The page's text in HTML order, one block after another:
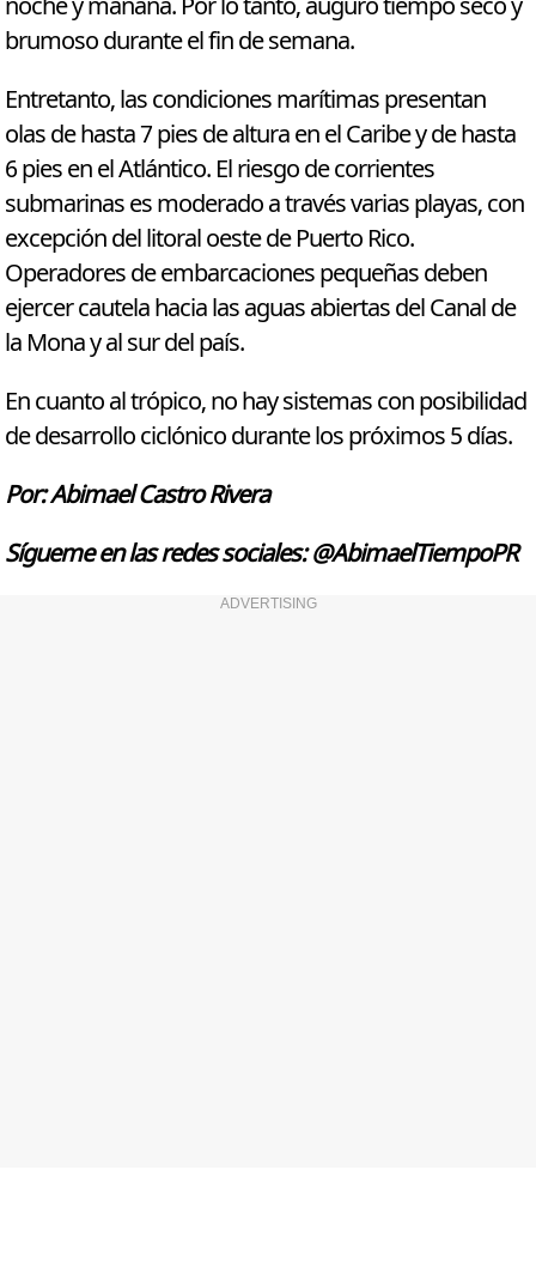
noche y mañana. Por lo tanto, auguro tiempo seco y
brumoso durante el fin de semana.
Entretanto, las condiciones marítimas presentan
olas de hasta 7 pies de altura en el Caribe y de hasta
6 pies en el Atlántico. El riesgo de corrientes
submarinas es moderado a través varias playas, con
excepción del litoral oeste de Puerto Rico.
Operadores de embarcaciones pequeñas deben
ejercer cautela hacia las aguas abiertas del Canal de
la Mona y al sur del país.
En cuanto al trópico, no hay sistemas con posibilidad
de desarrollo ciclónico durante los próximos 5 días.
Por: Abimael Castro Rivera
Sígueme en las redes sociales: @AbimaelTiempoPR
ADVERTISING